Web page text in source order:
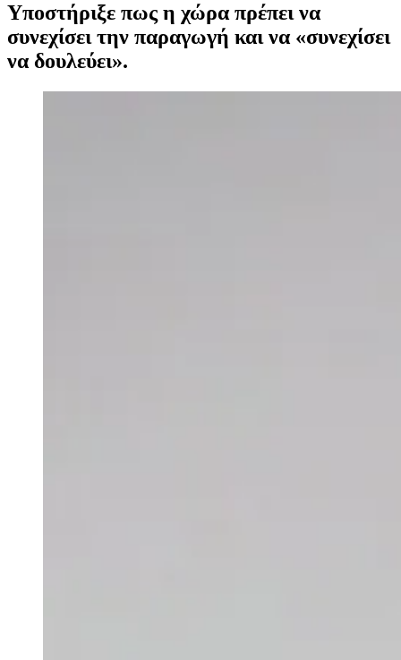
Υποστήριξε πως η χώρα πρέπει να
συνεχίσει την παραγωγή και να «συνεχίσει
να δουλεύει».